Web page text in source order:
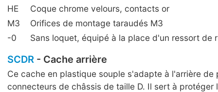
HE
Coque chrome velours, contacts or
M3
Orifices de montage taraudés M3
-0
Sans loquet, équipé à la place d'un ressort de
SCDR - Cache arrière
Ce cache en plastique souple s'adapte à l'arrière de
connecteurs de châssis de taille D. Il sert à protéger